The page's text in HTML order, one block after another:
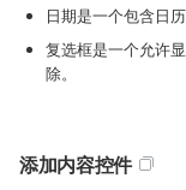
日期是一个包含日
复选框是一个允许
除。
添加内容控件